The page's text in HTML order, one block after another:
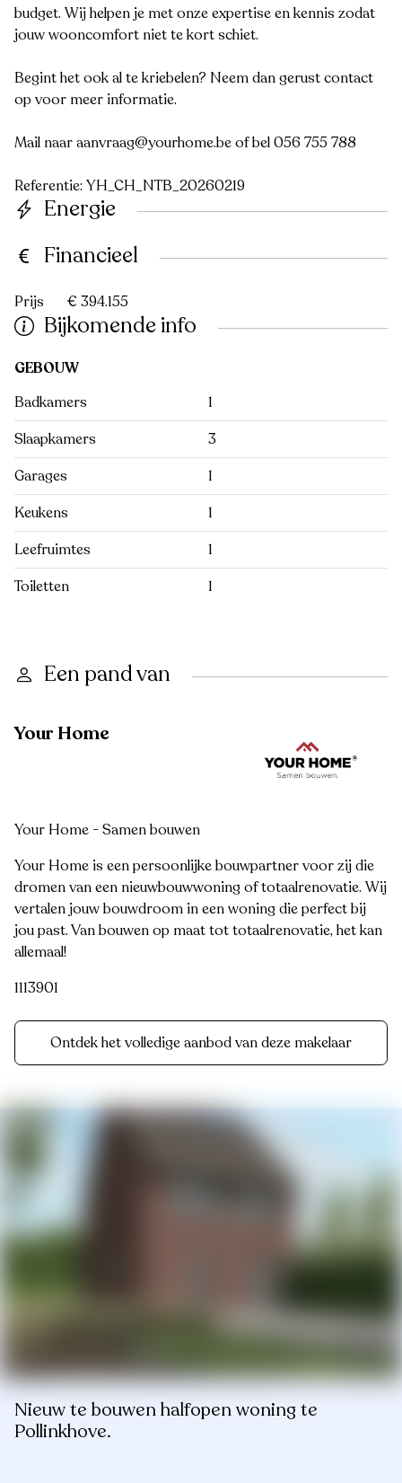
budget. Wij helpen je met onze expertise en kennis zodat
jouw wooncomfort niet te kort schiet.
Begint het ook al te kriebelen? Neem dan gerust contact
op voor meer informatie.
Mail naar aanvraag@yourhome.be of bel 056 755 788
Referentie: YH_CH_NTB_20260219
Energie
Financieel
Prijs € 394.155
Bijkomende info
GEBOUW
Badkamers
1
Slaapkamers
3
Garages
1
Keukens
1
Leefruimtes
1
Toiletten
1
Een pand van
Your Home
Your Home - Samen bouwen
Your Home is een persoonlijke bouwpartner voor zij die
dromen van een nieuwbouwwoning of totaalrenovatie. Wij
vertalen jouw bouwdroom in een woning die perfect bij
jou past. Van bouwen op maat tot totaalrenovatie, het kan
allemaal!
1113901
Ontdek het volledige aanbod van deze makelaar
Nieuw te bouwen halfopen woning te
Pollinkhove.